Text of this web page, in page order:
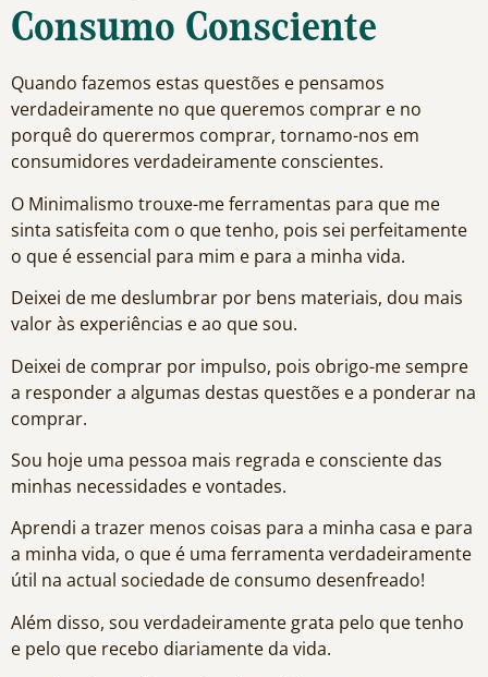
Consumo Consciente
Quando fazemos estas questões e pensamos
verdadeiramente no que queremos comprar e no
porquê do querermos comprar, tornamo-nos em
consumidores verdadeiramente conscientes.
O Minimalismo trouxe-me ferramentas para que me
sinta satisfeita com o que tenho, pois sei perfeitamente
o que é essencial para mim e para a minha vida.
Deixei de me deslumbrar por bens materiais, dou mais
valor às experiências e ao que sou.
Deixei de comprar por impulso, pois obrigo-me sempre
a responder a algumas destas questões e a ponderar na
comprar.
Sou hoje uma pessoa mais regrada e consciente das
minhas necessidades e vontades.
Aprendi a trazer menos coisas para a minha casa e para
a minha vida, o que é uma ferramenta verdadeiramente
útil na actual sociedade de consumo desenfreado!
Além disso, sou verdadeiramente grata pelo que tenho
e pelo que recebo diariamente da vida.